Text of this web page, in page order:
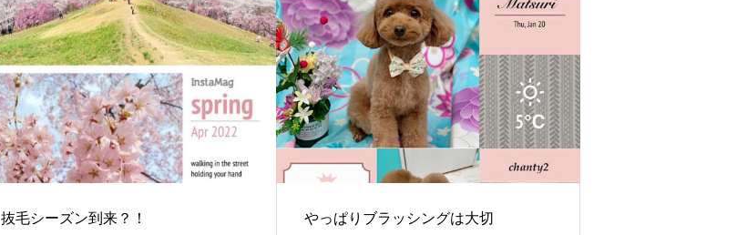
抜毛シーズン到来？！
やっぱりブラッシングは大切